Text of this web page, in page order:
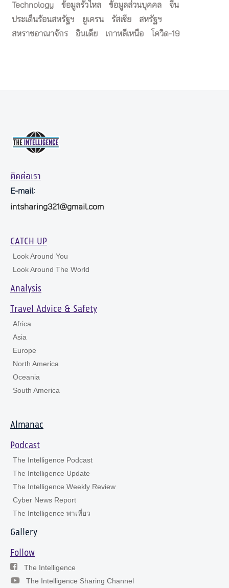
Technology
ข้อมูลรั่วไหล ข้อมูลส่วนบุคคล
จีน
ประเด็นร้อนสหรัฐฯ
ยูเครน รัสเซีย
สหรัฐฯ
สหราชอาณาจักร
อินเดีย เกาหลีเหนือ โควิด-19
ติดต่อเรา
E-mail:
intsharing321@gmail.com
CATCH UP
Look Around You
Look Around The World
Analysis
Travel Advice & Safety
Africa
Asia
Europe
North America
Oceania
South America
Almanac
Podcast
The Intelligence Podcast
The Intelligence Update
The Intelligence Weekly Review
Cyber News Report
The Intelligence พาเที่ยว
Gallery
Follow
The Intelligence
The Intelligence Sharing Channel